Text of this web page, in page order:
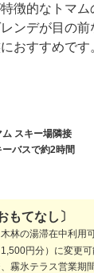
徴的なトマ
ンデが目の
おすすめです
スキー場隣接
バスで約2時間
もてなし〕
林の湯滞在中利用
円分）に変更可
霧氷テラス営業期